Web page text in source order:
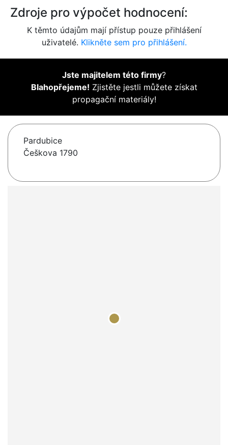
Zdroje pro výpočet hodnocení:
K těmto údajům mají přístup pouze přihlášení
uživatelé. Klikněte sem pro přihlášení.
Jste majitelem této firmy?
Blahopřejeme! Zjistěte jestli můžete získat
propagační materiály!
Pardubice
Češkova 1790